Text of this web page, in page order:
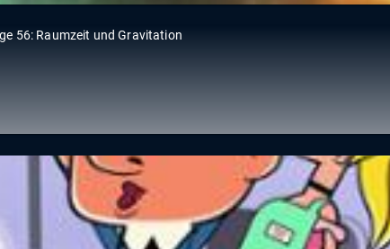
Staffel 1, Folge 51: Doppelsterne
Staffel 1, Folge 56: Raumzeit und